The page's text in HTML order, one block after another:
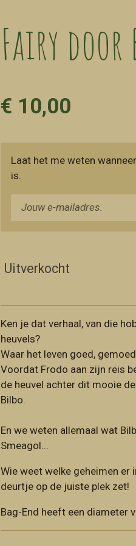
Fairy door
€ 10,00
Laat het me weten
is.
Uitverkocht
Ken je dat verhaal, van die
heuvels?
Waar het leven goed,
Voordat Frodo aan zijn reis
de heuvel achter dit mooie
Bilbo.
En we weten allemaal wat
Smeagol...
Wie weet welke geheimen
deurtje op de juiste plek zet!
Bag-End heeft een diameter